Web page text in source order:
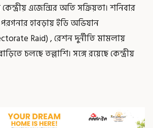
এজেন্সির অতি সক্রিয়তা। শনিবার
হাবড়ায় ইডি অভিযান
Raid) , রেশন দুর্নীতি মামলায়
চলছে তল্লাশি। সঙ্গে রয়েছে কেন্দ্রীয়